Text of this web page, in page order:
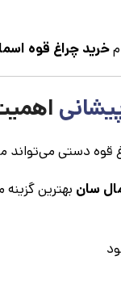
خرید چراغ قوه
قوه دستی
سان بهترین